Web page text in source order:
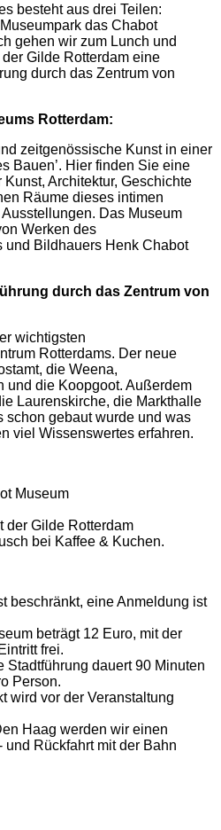
besteht aus drei Teilen:
das Chabot
gehen wir zum Lunch und
Gilde Rotterdam eine
durch das Zentrum von
Rotterdam:
zeitgenössische Kunst in einer
Bauen’. Hier finden Sie eine
Architektur, Geschichte
Räume dieses intimen
Das Museum
Werken des
und Bildhauers Henk Chabot
durch das Zentrum von
wichtigsten
Rotterdams. Der neue
die Weena,
und die Koopgoot. Außerdem
Laurenskirche, die Markthalle
schon gebaut wurde und was
viel Wissenswertes erfahren.
Museum
der Gilde Rotterdam
bei Kaffee & Kuchen.
beschränkt, eine Anmeldung ist
beträgt 12 Euro, mit der
frei.
Stadtführung dauert 90 Minuten
Person.
wird vor der Veranstaltung
Haag werden wir einen
und Rückfahrt mit der Bahn